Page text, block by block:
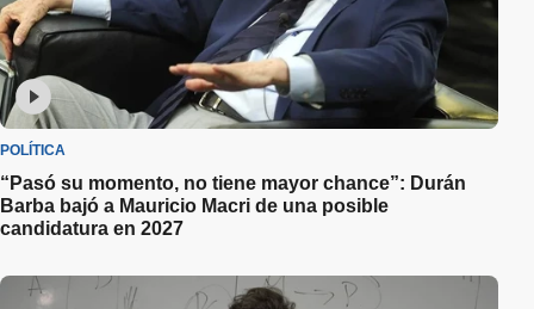
POLÍTICA
“Pasó su momento, no tiene mayor chance”: Durán
Barba bajó a Mauricio Macri de una posible
candidatura en 2027